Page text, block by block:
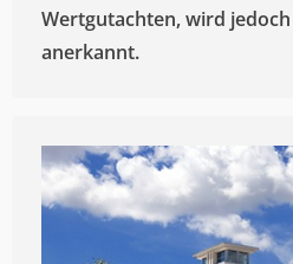
Wertgutachten, wird
anerkannt.